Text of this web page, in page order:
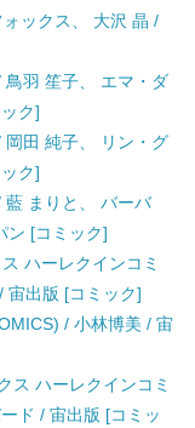
ックス、 大沢 晶 /
羽 笙子、 エマ・ダ
ク]
田 純子、 リン・グ
ク]
まりと、 バーバ
ン [コミック]
ハーレクインコミ
宙出版 [コミック]
/ 小林博美 / 宙
ス ハーレクインコミ
ド / 宙出版 [コミッ